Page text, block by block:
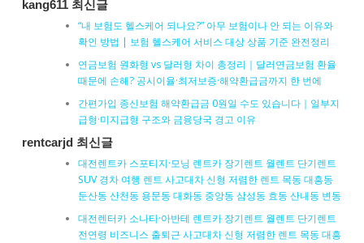
kang611 최신글
“내 보험도 헬스케어 되나요?” 아무 보험이나 안 되는 이유와
확인 방법 | 보험 헬스케어 서비스 대상 상품 기준 완전정리
연금보험 원화형 vs 달러형 차이 총정리｜달러연금보험 환율
때문에 손해? 공시이율·최저보증·해약환급금까지 한 번에
간편가입 종신보험 해약환급금 0원일 수도 있습니다｜일부지
급형·미지급형 구조와 금융당국 경고 이유
rentcarjd 최신글
대전렌트카 스포티지·모닝 렌트카 장기렌트 월렌트 단기렌트
SUV 경차 여행 렌트 사고대차 신형 저렴한 렌트 목동 대흥동
둔산동 산천동 용문동 대화동 중앙동 삼성동 효동 산내동 변동
대전렌터카 소나타·아반테 렌트카 장기렌트 월렌트 단기렌트
전연령 비즈니스 출퇴근 사고대차 신형 저렴한 렌트 목동 대흥